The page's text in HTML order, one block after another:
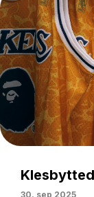
30. sep 2025